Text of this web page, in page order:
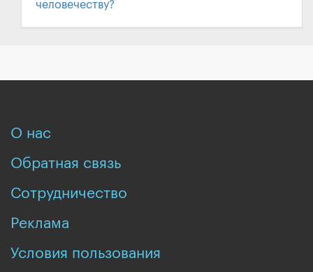
О нас
Обратная связь
Сотрудничество
Реклама
Условия пользования